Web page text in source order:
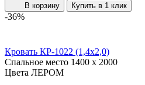
В корзину Купить в 1 клик
-36%
Кровать КР-1022 (1,4x2,0)
Спальное место 1400 x 2000
Цвета ЛЕРОМ